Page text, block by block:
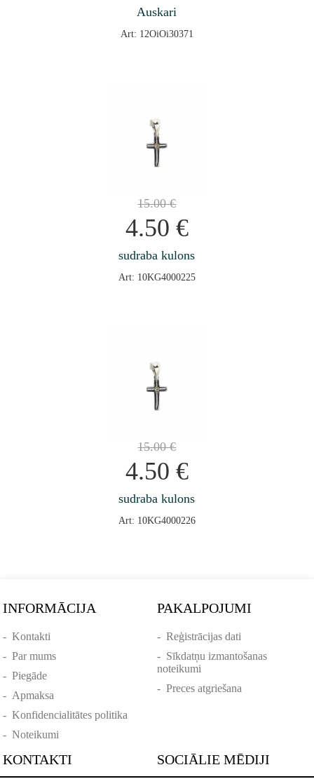
Auskari
Art: 12OiOi30371
15.00€
4.50 €
sudraba kulons
Art: 10KG4000225
15.00€
4.50 €
sudraba kulons
Art: 10KG4000226
INFORMĀCIJA
-Kontakti
-Par mums
-Piegāde
- Apmaksa
-Konfidencialitātes politika
-Noteikumi
PAKALPOJUMI
- Reģistrācijas dati
- Sīkdatņu izmantošanas
noteikumi
- Preces atgriešana
KONTAKTI SOCIĀLIE MĒDIJI